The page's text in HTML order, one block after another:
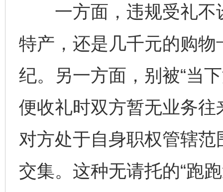
一方面，违规受礼不
特产，还是几千元的购
纪。另一方面，别被“当
便收礼时双方暂无业务
对方处于自身职权管辖
交集。这种无请托的“跑